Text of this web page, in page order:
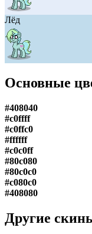
Лёд
Основные
#408040
#c0ffff
#c0ffc0
#ffffff
#c0c0ff
#80c080
#80c0c0
#c080c0
#408080
Другие